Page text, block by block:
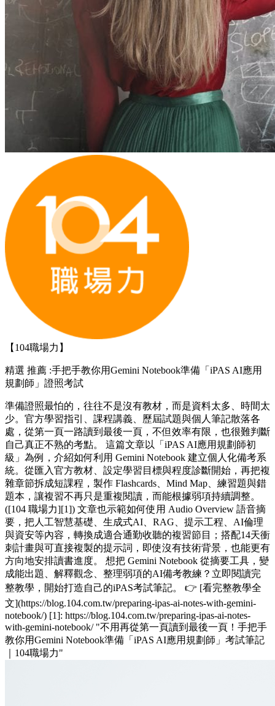
【104職場力】
精選 推薦 :手把手教你用Gemini Notebook準備「iPAS AI應用
規劃師」證照考試
準備證照最怕的，往往不是沒有教材，而是資料太多、時間太
少。官方學習指引、課程講義、歷屆試題與個人筆記散落各
處，從第一頁一路讀到最後一頁，不但效率有限，也很難判斷
自己真正不熟的考點。 這篇文章以「iPAS AI應用規劃師初
級」為例，介紹如何利用 Gemini Notebook 建立個人化備考系
統。從匯入官方教材、設定學習目標與程度診斷開始，再把複
雜章節拆成短課程，製作 Flashcards、Mind Map、練習題與錯
題本，讓複習不再只是重複閱讀，而能根據弱項持續調整。
([104 職場力][1]) 文章也示範如何使用 Audio Overview 語音摘
要，把人工智慧基礎、生成式AI、RAG、提示工程、AI倫理
與資安等內容，轉換成適合通勤收聽的複習節目；搭配14天衝
刺計畫與可直接複製的提示詞，即使沒有技術背景，也能更有
方向地安排讀書進度。 想把 Gemini Notebook 從摘要工具，變
成能出題、解釋觀念、整理弱項的AI備考教練？立即閱讀完
整教學，開始打造自己的iPAS考試筆記。 👉 [看完整教學全
文](https://blog.104.com.tw/preparing-ipas-ai-notes-with-gemini-
notebook/) [1]: https://blog.104.com.tw/preparing-ipas-ai-notes-
with-gemini-notebook/ "不用再從第一頁讀到最後一頁！手把手
教你用Gemini Notebook準備「iPAS AI應用規劃師」考試筆記
｜104職場力"